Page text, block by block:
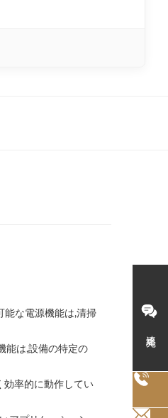
能な電源機能は,清掃
能は,設備の特定の
効率的に動作してい